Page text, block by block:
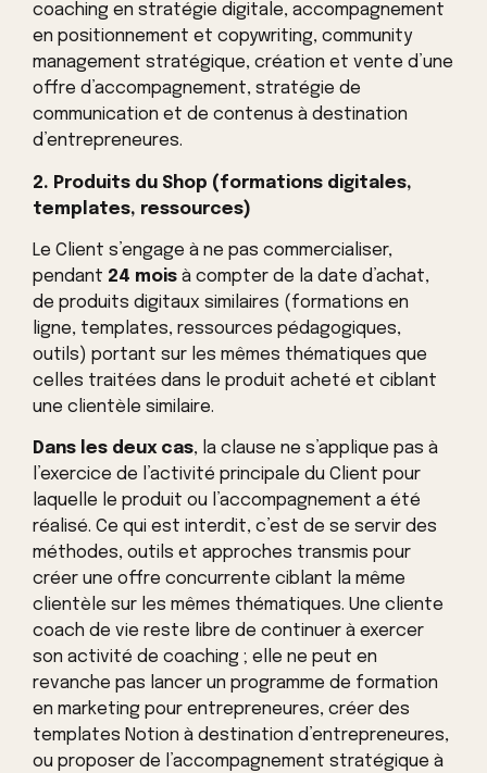
coaching en stratégie digitale, accompagnement
en positionnement et copywriting, community
management stratégique, création et vente d’une
offre d’accompagnement, stratégie de
communication et de contenus à destination
d’entrepreneures.
2. Produits du Shop (formations digitales,
templates, ressources)
Le Client s’engage à ne pas commercialiser,
pendant 24 mois à compter de la date d’achat,
de produits digitaux similaires (formations en
ligne, templates, ressources pédagogiques,
outils) portant sur les mêmes thématiques que
celles traitées dans le produit acheté et ciblant
une clientèle similaire.
Dans les deux cas, la clause ne s’applique pas à
l’exercice de l’activité principale du Client pour
laquelle le produit ou l’accompagnement a été
réalisé. Ce qui est interdit, c’est de se servir des
méthodes, outils et approches transmis pour
créer une offre concurrente ciblant la même
clientèle sur les mêmes thématiques. Une cliente
coach de vie reste libre de continuer à exercer
son activité de coaching ; elle ne peut en
revanche pas lancer un programme de formation
en marketing pour entrepreneures, créer des
templates Notion à destination d’entrepreneures,
ou proposer de l’accompagnement stratégique à